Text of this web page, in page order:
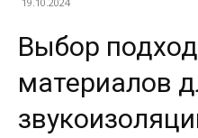
Выбор
материалов